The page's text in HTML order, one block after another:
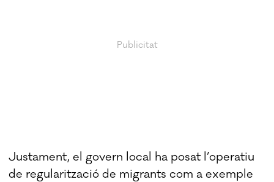
Justament, el govern local ha posat l’operatiu
de regularització de migrants com a exemple